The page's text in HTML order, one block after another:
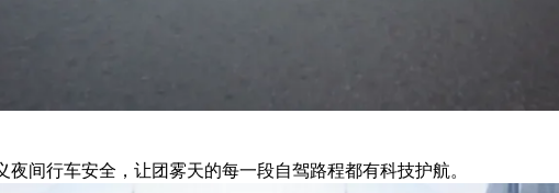
间行车安全，让团雾天的每一段自驾路程都有科技护航。